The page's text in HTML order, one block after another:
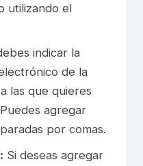
utilizando el
indicar la
de la
las que quieres
agregar
por comas.
Si deseas agregar